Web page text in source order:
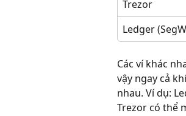
Trezor
Ledger
Các ví khác
vậy ngay cả
nhau. Ví dụ:
Trezor có thể